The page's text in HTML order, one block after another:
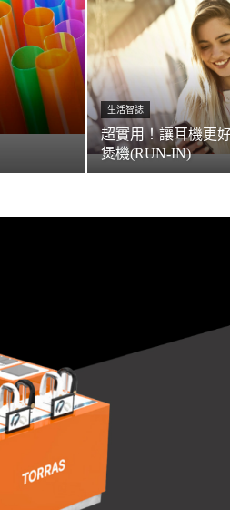
生活智誌
超實用！讓耳機更
煲機(RUN-IN)